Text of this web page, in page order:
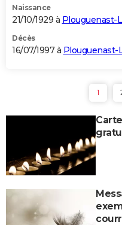
Naissance
21/10/1929 à Plouguenast-
Décès
16/07/1997 à Plouguenast-
1